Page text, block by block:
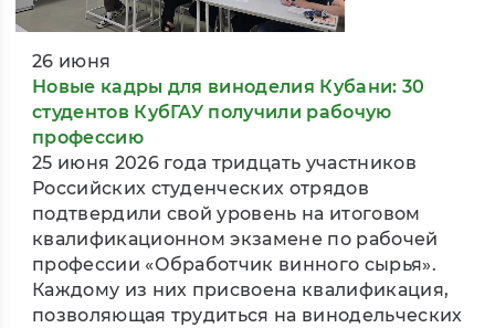
26 июня
Новые кадры для виноделия Кубани: 30
студентов КубГАУ получили рабочую
профессию
25 июня 2026 года тридцать участников
Российских студенческих отрядов
подтвердили свой уровень на итоговом
квалификационном экзамене по рабочей
профессии «Обработчик винного сырья».
Каждому из них присвоена квалификация,
позволяющая трудиться на винодельческих